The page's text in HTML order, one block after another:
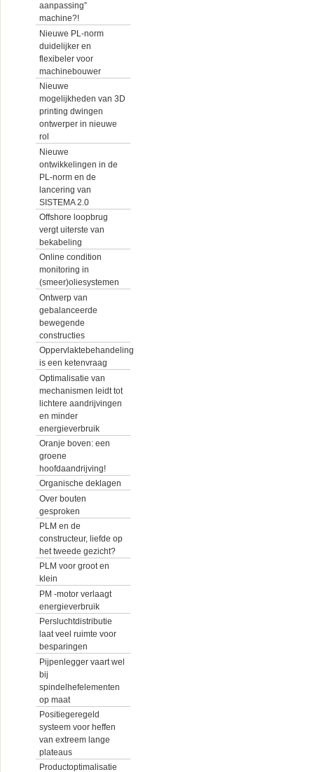
aanpassing”
machine?!
Nieuwe PL-norm
duidelijker en
flexibeler voor
machinebouwer
Nieuwe
mogelijkheden van 3D
printing dwingen
ontwerper in nieuwe
rol
Nieuwe
ontwikkelingen in de
PL-norm en de
lancering van
SISTEMA 2.0
Offshore loopbrug
vergt uiterste van
bekabeling
Online condition
monitoring in
(smeer)oliesystemen
Ontwerp van
gebalanceerde
bewegende
constructies
Oppervlaktebehandeling
is een ketenvraag
Optimalisatie van
mechanismen leidt tot
lichtere aandrijvingen
en minder
energieverbruik
Oranje boven: een
groene
hoofdaandrijving!
Organische deklagen
Over bouten
gesproken
PLM en de
constructeur, liefde op
het tweede gezicht?
PLM voor groot en
klein
PM -motor verlaagt
energieverbruik
Persluchtdistributie
laat veel ruimte voor
besparingen
Pijpenlegger vaart wel
bij
spindelhefelementen
op maat
Positiegeregeld
systeem voor heffen
van extreem lange
plateaus
Productoptimalisatie